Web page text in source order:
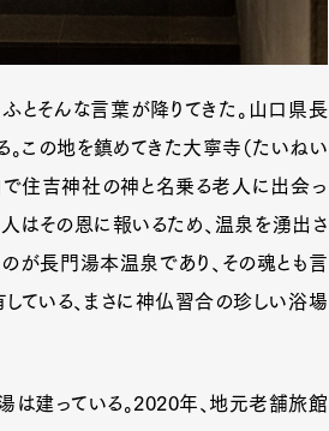
とそんな言葉が降りてきた。山口県長
この地を鎮めてきた大寧寺（たいねい
で住吉神社の神と名乗る老人に出会っ
はその恩に報いるため、温泉を湧出さ
のが長門湯本温泉であり、その魂とも言
ている、まさに神仏習合の珍しい浴場
は建っている。2020年、地元老舗旅館